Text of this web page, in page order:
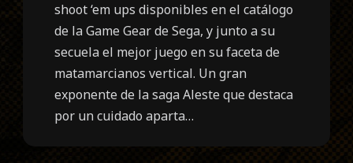
shoot ‘em ups disponibles en el catálogo
de la Game Gear de Sega, y junto a su
secuela el mejor juego en su faceta de
matamarcianos vertical. Un gran
exponente de la saga Aleste que destaca
por un cuidado aparta…